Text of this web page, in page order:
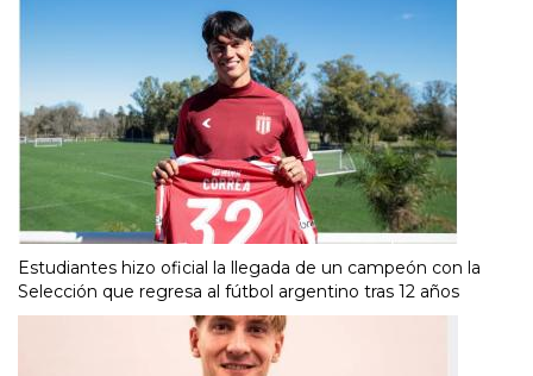
Estudiantes hizo oficial la llegada de un campeón con la
Selección que regresa al fútbol argentino tras 12 años